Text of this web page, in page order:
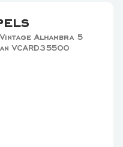
Alhambra 5
VCARD35500